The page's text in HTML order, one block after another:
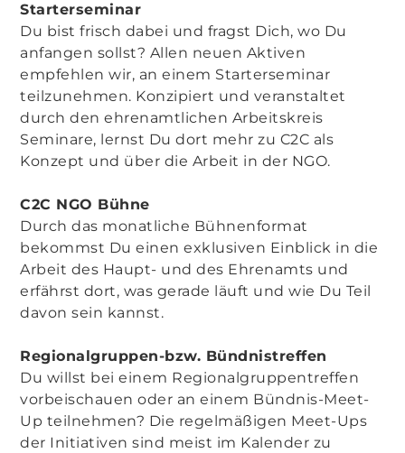
Starterseminar
Du bist frisch dabei und fragst Dich, wo Du
anfangen sollst? Allen neuen Aktiven
empfehlen wir, an einem Starterseminar
teilzunehmen. Konzipiert und veranstaltet
durch den ehrenamtlichen Arbeitskreis
Seminare, lernst Du dort mehr zu C2C als
Konzept und über die Arbeit in der NGO.
C2C NGO Bühne
Durch das monatliche Bühnenformat
bekommst Du einen exklusiven Einblick in die
Arbeit des Haupt- und des Ehrenamts und
erfährst dort, was gerade läuft und wie Du Teil
davon sein kannst.
Regionalgruppen-bzw. Bündnistreffen
Du willst bei einem Regionalgruppentreffen
vorbeischauen oder an einem Bündnis-Meet-
Up teilnehmen? Die regelmäßigen Meet-Ups
der Initiativen sind meist im Kalender zu